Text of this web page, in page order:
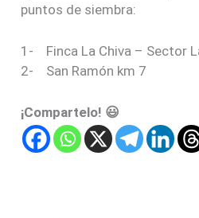
puntos de siembra:
1- Finca La Chiva – Sector
2- San Ramón km 7
¡Compartelo! 😃